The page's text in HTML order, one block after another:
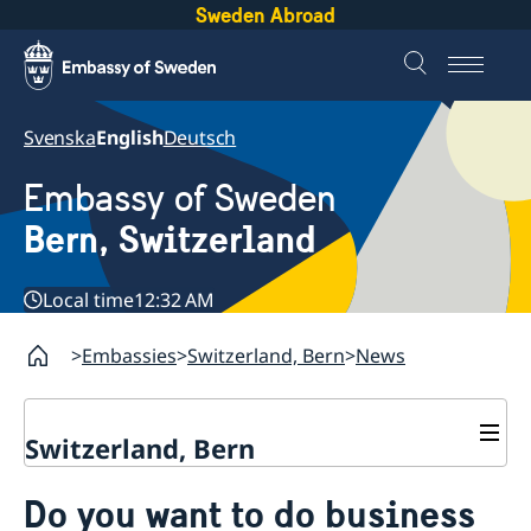
Sweden Abroad
SvenskaEnglishDeutsch
Embassy of Sweden
Bern, Switzerland
Local time12:32 AM
Embassies Switzerland, Bern News
Switzerland, Bern
About us
Do you want to do business